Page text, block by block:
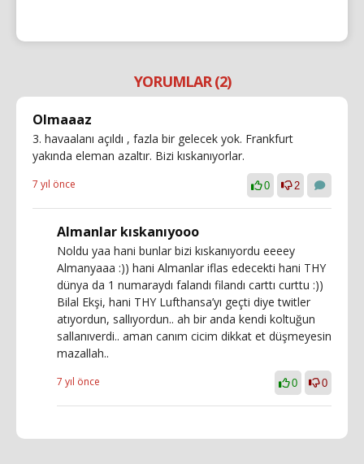
YORUMLAR (2)
Olmaaaz
3. havaalanı açıldı , fazla bir gelecek yok. Frankfurt
yakında eleman azaltır. Bizi kıskanıyorlar.
7 yıl önce 0 2
Almanlar kıskanıyooo
Noldu yaa hani bunlar bizi kıskanıyordu eeeey
Almanyaaa :)) hani Almanlar iflas edecekti hani THY
dünya da 1 numaraydı falandı filandı carttı curttu :))
Bilal Ekşi, hani THY Lufthansa’yı geçti diye twitler
atıyordun, sallıyordun.. ah bir anda kendi koltuğun
sallanıverdi.. aman canım cicim dikkat et düşmeyesin
mazallah..
7 yıl önce 0 0